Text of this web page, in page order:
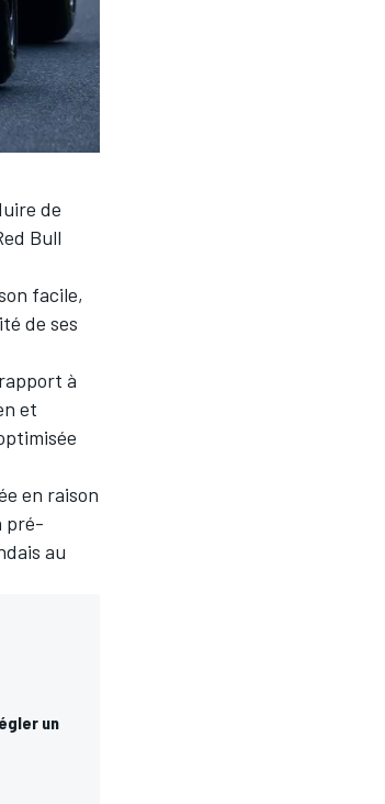
de
Bull
facile,
de ses
à
et
en raison
pré-
au
un